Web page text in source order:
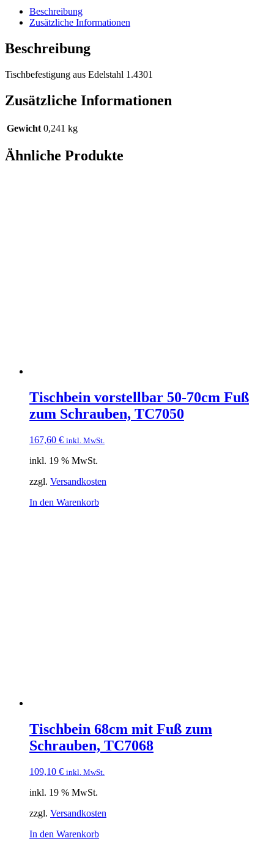
Beschreibung
Zusätzliche Informationen
Beschreibung
Tischbefestigung aus Edelstahl 1.4301
Zusätzliche Informationen
Gewicht 0,241 kg
Ähnliche Produkte
Tischbein vorstellbar 50-70cm Fuß
zum Schrauben, TC7050
167,60 € inkl. MwSt.
inkl. 19 % MwSt.
zzgl. Versandkosten
In den Warenkorb
Tischbein 68cm mit Fuß zum
Schrauben, TC7068
109,10 € inkl. MwSt.
inkl. 19 % MwSt.
zzgl. Versandkosten
In den Warenkorb